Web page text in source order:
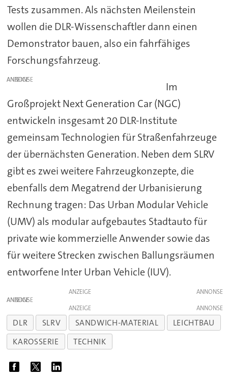
Tests zusammen. Als nächsten Meilenstein
wollen die DLR-Wissenschaftler dann einen
Demonstrator bauen, also ein fahrfähiges
Forschungsfahrzeug.
ANZEIGE
Im
Großprojekt Next Generation Car (NGC)
entwickeln insgesamt 20 DLR-Institute
gemeinsam Technologien für Straßenfahrzeuge
der übernächsten Generation. Neben dem SLRV
gibt es zwei weitere Fahrzeugkonzepte, die
ebenfalls dem Megatrend der Urbanisierung
Rechnung tragen: Das Urban Modular Vehicle
(UMV) als modular aufgebautes Stadtauto für
private wie kommerzielle Anwender sowie das
für weitere Strecken zwischen Ballungsräumen
entworfene Inter Urban Vehicle (IUV).
ANZEIGE
ANZEIGE
ANZEIGE
DLR SLRV SANDWICH-MATERIAL
LEICHTBAU
KAROSSERIE
TECHNIK